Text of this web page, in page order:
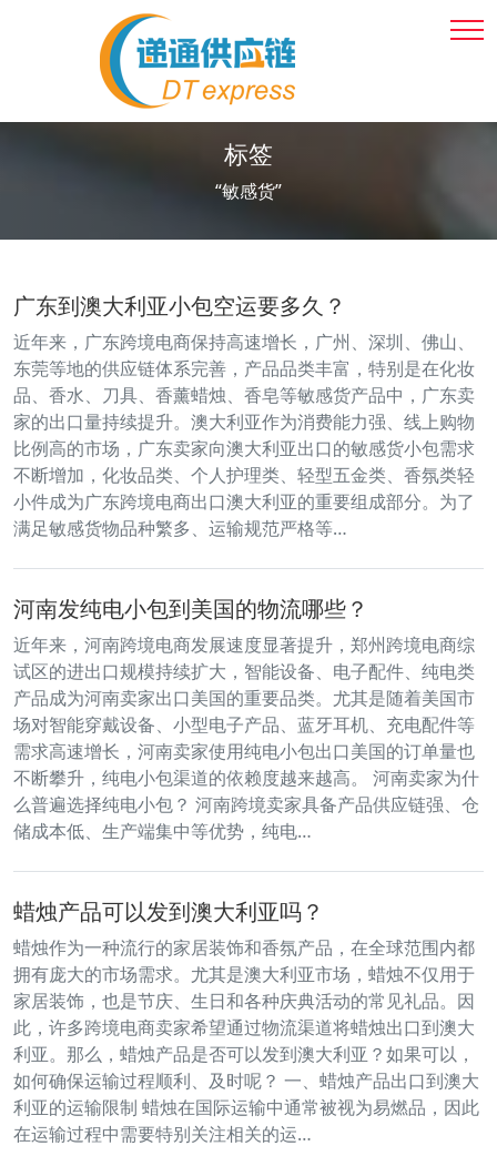
标签
“敏感货”
广东到澳大利亚小包空运要多久？
近年来，广东跨境电商保持高速增长，广州、深圳、佛山、
东莞等地的供应链体系完善，产品品类丰富，特别是在化妆
品、香水、刀具、香薰蜡烛、香皂等敏感货产品中，广东卖
家的出口量持续提升。澳大利亚作为消费能力强、线上购物
比例高的市场，广东卖家向澳大利亚出口的敏感货小包需求
不断增加，化妆品类、个人护理类、轻型五金类、香氛类轻
小件成为广东跨境电商出口澳大利亚的重要组成部分。为了
满足敏感货物品种繁多、运输规范严格等…
河南发纯电小包到美国的物流哪些？
近年来，河南跨境电商发展速度显著提升，郑州跨境电商综
试区的进出口规模持续扩大，智能设备、电子配件、纯电类
产品成为河南卖家出口美国的重要品类。尤其是随着美国市
场对智能穿戴设备、小型电子产品、蓝牙耳机、充电配件等
需求高速增长，河南卖家使用纯电小包出口美国的订单量也
不断攀升，纯电小包渠道的依赖度越来越高。 河南卖家为什
么普遍选择纯电小包？ 河南跨境卖家具备产品供应链强、仓
储成本低、生产端集中等优势，纯电…
蜡烛产品可以发到澳大利亚吗？
蜡烛作为一种流行的家居装饰和香氛产品，在全球范围内都
拥有庞大的市场需求。尤其是澳大利亚市场，蜡烛不仅用于
家居装饰，也是节庆、生日和各种庆典活动的常见礼品。因
此，许多跨境电商卖家希望通过物流渠道将蜡烛出口到澳大
利亚。那么，蜡烛产品是否可以发到澳大利亚？如果可以，
如何确保运输过程顺利、及时呢？ 一、蜡烛产品出口到澳大
利亚的运输限制 蜡烛在国际运输中通常被视为易燃品，因此
在运输过程中需要特别关注相关的运…